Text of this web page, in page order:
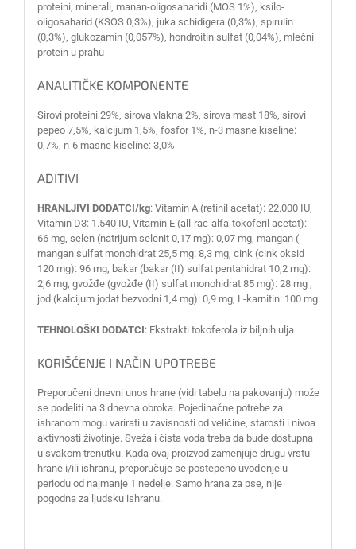
proteini, minerali, manan-oligosaharidi (MOS 1%), ksilo-
oligosaharid (KSOS 0,3%), juka schidigera (0,3%), spirulin
(0,3%), glukozamin (0,057%), hondroitin sulfat (0,04%), mlečni
protein u prahu
ANALITIČKE KOMPONENTE
Sirovi proteini 29%, sirova vlakna 2%, sirova mast 18%, sirovi
pepeo 7,5%, kalcijum 1,5%, fosfor 1%, n-3 masne kiseline:
0,7%, n-6 masne kiseline: 3,0%
ADITIVI
HRANLJIVI DODATCI/kg: Vitamin A (retinil acetat): 22.000 IU,
Vitamin D3: 1.540 IU, Vitamin E (all-rac-alfa-tokoferil acetat):
66 mg, selen (natrijum selenit 0,17 mg): 0,07 mg, mangan (
mangan sulfat monohidrat 25,5 mg: 8,3 mg, cink (cink oksid
120 mg): 96 mg, bakar (bakar (II) sulfat pentahidrat 10,2 mg):
2,6 mg, gvožđe (gvožđe (II) sulfat monohidrat 85 mg): 28 mg ,
jod (kalcijum jodat bezvodni 1,4 mg): 0,9 mg, L-karnitin: 100 mg
TEHNOLOŠKI DODATCI: Ekstrakti tokoferola iz biljnih ulja
KORIŠĆENJE I NAČIN UPOTREBE
Preporučeni dnevni unos hrane (vidi tabelu na pakovanju) može
se podeliti na 3 dnevna obroka. Pojedinačne potrebe za
ishranom mogu varirati u zavisnosti od veličine, starosti i nivoa
aktivnosti životinje. Sveža i čista voda treba da bude dostupna
u svakom trenutku. Kada ovaj proizvod zamenjuje drugu vrstu
hrane i/ili ishranu, preporučuje se postepeno uvođenje u
periodu od najmanje 1 nedelje. Samo hrana za pse, nije
pogodna za ljudsku ishranu.